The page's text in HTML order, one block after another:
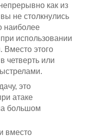
как из
не столкнулись
наиболее
использовании
Вместо этого
четверть или
это
атаке
большом
вместо